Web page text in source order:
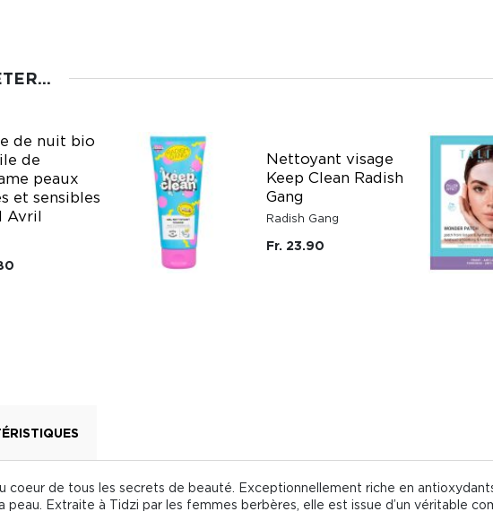
de nuit bio
de
peaux
et sensibles
Avril
Nettoyant visage
Keep Clean Radish
Gang
Radish Gang
Fr. 23.90
coeur de tous les secrets de beauté. Exceptionnellement riche en
Extraite à Tidzi par les femmes berbères, elle est issue d’un véritable